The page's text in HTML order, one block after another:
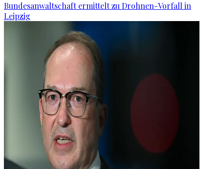
Bundesanwaltschaft ermittelt zu Drohnen-Vorfall in
Leipzig